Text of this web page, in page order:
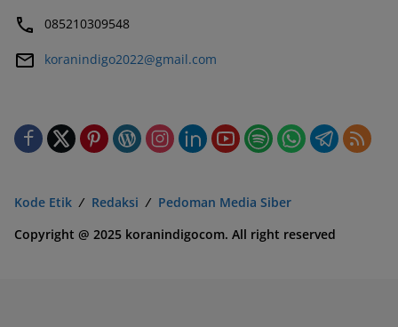
085210309548
koranindigo2022@gmail.com
Kode Etik Redaksi
Pedoman Media Siber
Copyright @ 2025 koranindigocom. All right reserved